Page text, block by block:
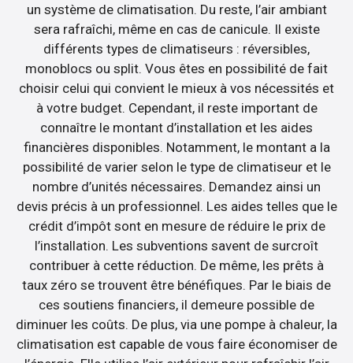
un système de climatisation. Du reste, l’air ambiant
sera rafraîchi, même en cas de canicule. Il existe
différents types de climatiseurs : réversibles,
monoblocs ou split. Vous êtes en possibilité de fait
choisir celui qui convient le mieux à vos nécessités et
à votre budget. Cependant, il reste important de
connaître le montant d’installation et les aides
financières disponibles. Notamment, le montant a la
possibilité de varier selon le type de climatiseur et le
nombre d’unités nécessaires. Demandez ainsi un
devis précis à un professionnel. Les aides telles que le
crédit d’impôt sont en mesure de réduire le prix de
l’installation. Les subventions savent de surcroît
contribuer à cette réduction. De même, les prêts à
taux zéro se trouvent être bénéfiques. Par le biais de
ces soutiens financiers, il demeure possible de
diminuer les coûts. De plus, via une pompe à chaleur, la
climatisation est capable de vous faire économiser de